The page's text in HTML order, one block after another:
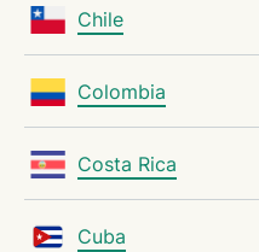
Chile
Colombia
Costa Rica
Cuba